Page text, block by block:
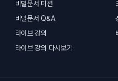
비밀문서 미션
비밀문서 Q&A
라이브 강의
라이브 강의 다시보기